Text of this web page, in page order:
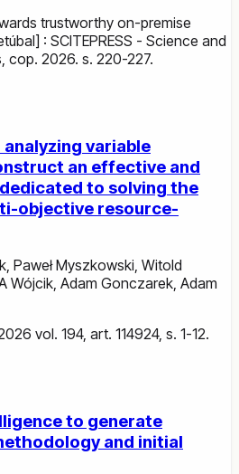
trustworthy on-premise
: SCITEPRESS - Science and
cop. 2026. s. 220-227.
variable
an effective and
to solving the
objective resource-
, Paweł Myszkowski, Witold
Wójcik, Adam Gonczarek, Adam
vol. 194, art. 114924, s. 1-12.
to generate
and initial